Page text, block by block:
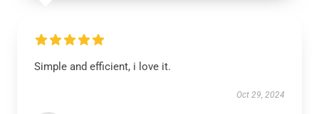
Simple and efficient, i love it.
Oct 29, 2024